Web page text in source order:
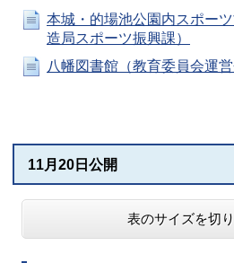
本城・的場池公園内スポー
造局スポーツ振興課）
八幡図書館（教育委員会運営
11月20日公開
表のサイズを切